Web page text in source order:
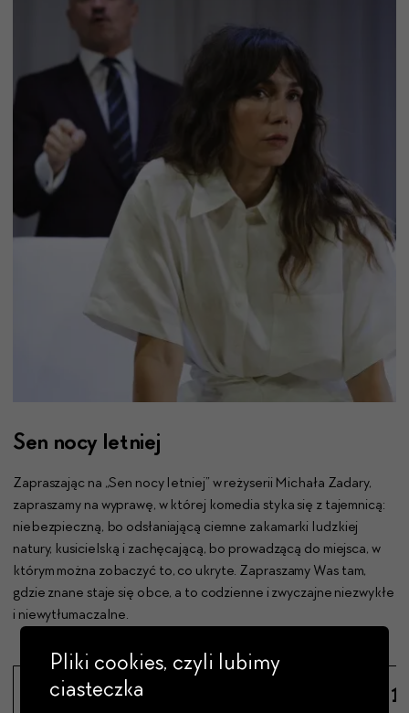
Sen nocy letniej
Zapraszając na „Sen nocy letniej” w reżyserii Michała Zadary,
zapraszamy na wyprawę, w której komedia styka się z tajemnicą:
niebezpieczną, bo odsłaniającą ciemne zakamarki ludzkiej
natury, kusicielską i zachęcającą, bo prowadzącą do miejsca, w
którym można zobaczyć to, co ukryte. Zapraszamy Was tam,
gdzie znane staje się obce, a to codzienne i zwyczajne niezwykłe
i niewytłumaczalne.
23.09.26
Pliki cookies, czyli lubimy
ciasteczka